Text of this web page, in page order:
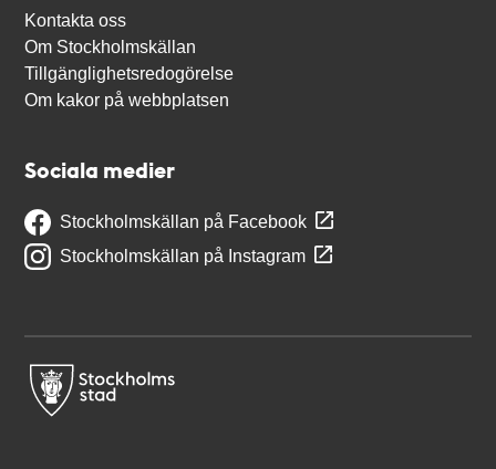
Kontakta oss
Om Stockholmskällan
Tillgänglighetsredogörelse
Om kakor på webbplatsen
Sociala medier
Stockholmskällan på Facebook
Stockholmskällan på Instagram